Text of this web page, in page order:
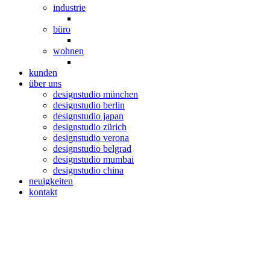
industrie
büro
wohnen
kunden
über uns
designstudio münchen
designstudio berlin
designstudio japan
designstudio zürich
designstudio verona
designstudio belgrad
designstudio mumbai
designstudio china
neuigkeiten
kontakt